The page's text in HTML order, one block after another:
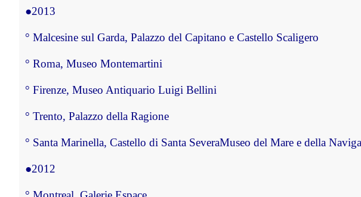
●2013
° Malcesine sul Garda, Palazzo del Capitano e Castello Scaligero
° Roma, Museo Montemartini
° Firenze, Museo Antiquario Luigi Bellini
° Trento, Palazzo della Ragione
° Santa Marinella, Castello di Santa SeveraMuseo del Mare e della
●2012